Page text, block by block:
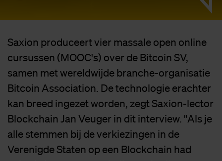
Saxion produceert vier massale open online
cursussen (MOOC's) over de Bitcoin SV,
samen met wereldwijde branche-organisatie
Bitcoin Association. De technologie erachter
kan breed ingezet worden, zegt Saxion-lector
Blockchain Jan Veuger in dit interview. "Als je
alle stemmen bij de verkiezingen in de
Verenigde Staten op een Blockchain had